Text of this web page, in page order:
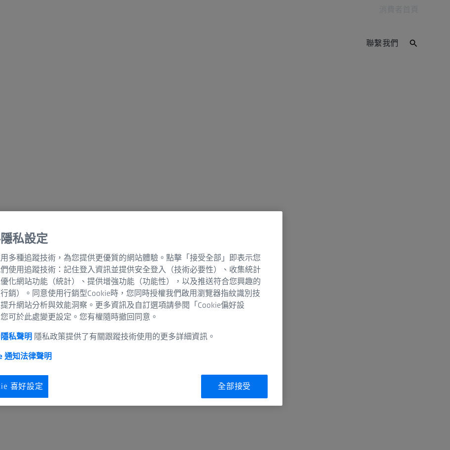
聯繫我們
私設定
多種追蹤技術，為您提供更優質的網站體驗。點擊「接受全部」即表示您
使用追蹤技術：記住登入資訊並提供安全登入（技術必要性）、收集統計
化網站功能（統計）、提供增強功能（功能性），以及推送符合您興趣的
銷）。同意使用行銷型Cookie時，您同時授權我們啟用瀏覽器指紋識別技
升網站分析與效能洞察。更多資訊及自訂選項請參閱「Cookie偏好設
可於此處變更設定。您有權隨時撤回同意。
隱私聲明 隱私政策提供了有關跟蹤技術使用的更多詳細資訊。
通知法律聲明
喜好設定 全部接受